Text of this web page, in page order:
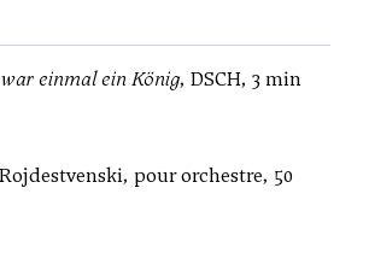
einmal ein König, DSCH, 3 min
pour orchestre, 50